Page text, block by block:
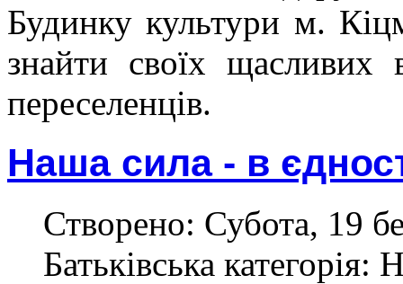
Будинку культури м.
знайти своїх щасливих
переселенців.
Наша сила - в
Створено: Субота, 19
Батьківська категорія: